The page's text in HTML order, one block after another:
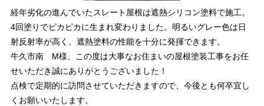
経年劣化の進んでいたスレート屋根は遮熱シリコン塗料で施工。
4回塗りでピカピカに生まれ変わりました。明るいグレー色は日
射反射率が高く、遮熱塗料の性能を十分に発揮できます。
牛久市南 M様、この度は大事なお住まいの屋根塗装工事をお任
せいただき誠にありがとうございました！
点検で定期的に訪問させていただきますので、今後とも何卒宜し
くお願いいたします。